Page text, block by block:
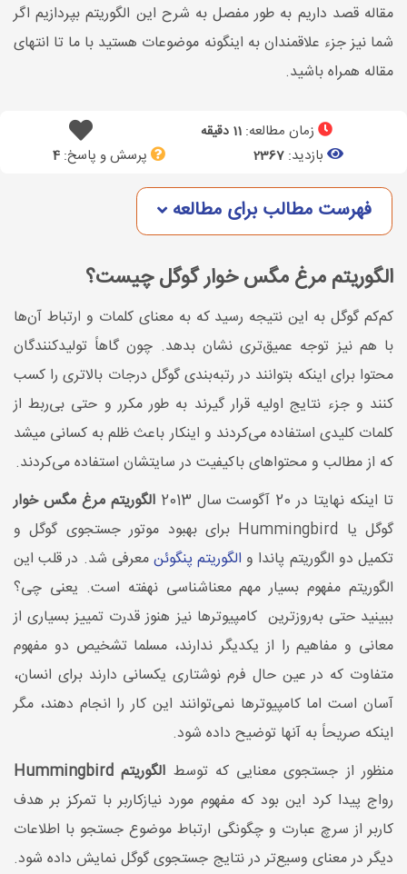
مقاله قصد داریم به طور مفصل به شرح این الگوریتم بپردازیم اگر
شما نیز جزء علاقمندان به اینگونه موضوعات هستید با ما تا انتهای
مقاله همراه باشید.
زمان مطالعه: 11 دقیقه
بازدید: 2367 پرسش و پاسخ:4
فهرست مطالب برای مطالعه
الگوریتم مرغ مگس خوار گوگل چیست؟
کم‌کم گوگل به این نتیجه رسید که به معنای کلمات و ارتباط آن‌ها
با هم نیز توجه عمیق‌تری نشان بدهد. چون گاهاً تولیدکنندگان
محتوا برای اینکه بتوانند در رتبه‌بندی گوگل درجات بالاتری را کسب
کنند و جزء نتایج اولیه قرار گیرند به طور مکرر و حتی بی‌ربط از
کلمات کلیدی استفاده می‌کردند و اینکار باعث ظلم به کسانی میشد
که از مطالب و محتواهای باکیفیت در سایتشان استفاده می‌کردند.
تا اینکه نهایتا در 20 آگوست سال 2013
الگوریتم مرغ مگس خوار
گوگل یا Hummingbird برای بهبود موتور جستجوی گوگل و
تکمیل دو الگوریتم پاندا و الگوریتم پنگوئنمعرفی شد. در قلب این
الگوریتم مفهوم بسیار مهم معناشناسی نهفته است. یعنی چی؟
ببینید حتی به‌روزترین کامپیوترها نیز هنوز قدرت تمییز بسیاری از
معانی و مفاهیم را از یکدیگر ندارند، مسلما تشخیص دو مفهوم
متفاوت که در عین حال فرم نوشتاری یکسانی دارند برای انسان،
آسان است اما کامپیوترها نمی‌توانند این کار را انجام دهند، مگر
اینکه صریحاً به آنها توضیح داده شود.
منظور از جستجوی معنایی که توسط الگوریتم Hummingbird
رواج پیدا کرد این بود که مفهوم مورد نیازکاربر با تمرکز بر هدف
کاربر از سرچ عبارت و چگونگی ارتباط موضوع جستجو با اطلاعات
دیگر در معنای وسیع‌تر در نتایج جستجوی گوگل نمایش داده شود.